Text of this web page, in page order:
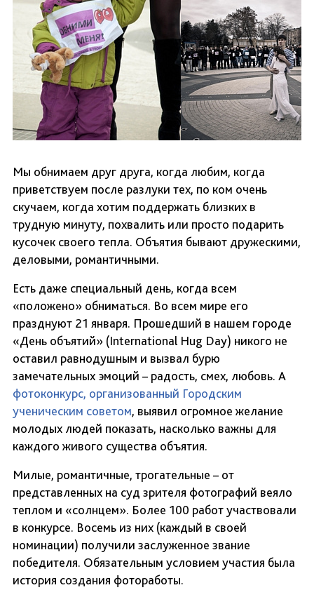
Мы обнимаем друг друга, когда любим, когда
приветствуем после разлуки тех, по ком очень
скучаем, когда хотим поддержать близких в
трудную минуту, похвалить или просто подарить
кусочек своего тепла. Объятия бывают дружескими,
деловыми, романтичными.
Есть даже специальный день, когда всем
«положено» обниматься. Во всем мире его
празднуют 21 января. Прошедший в нашем городе
«День объятий» (International Hug Day) никого не
оставил равнодушным и вызвал бурю
замечательных эмоций – радость, смех, любовь. А
фотоконкурс, организованный Городским
ученическим советом, выявил огромное желание
молодых людей показать, насколько важны для
каждого живого существа объятия.
Милые, романтичные, трогательные – от
представленных на суд зрителя фотографий веяло
теплом и «солнцем». Более 100 работ участвовали
в конкурсе. Восемь из них (каждый в своей
номинации) получили заслуженное звание
победителя. Обязательным условием участия была
история создания фотоработы.